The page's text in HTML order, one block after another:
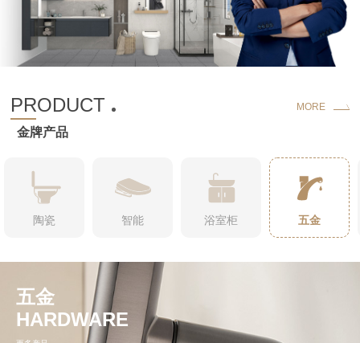
PRODUCT
金牌产品
MORE
陶瓷 智能 浴室柜 五金
五金
HARDWARE